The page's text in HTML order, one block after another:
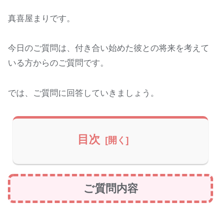
真喜屋まりです。
今日のご質問は、付き合い始めた彼との将来を考えて
いる方からのご質問です。
では、ご質問に回答していきましょう。
目次
ご質問内容